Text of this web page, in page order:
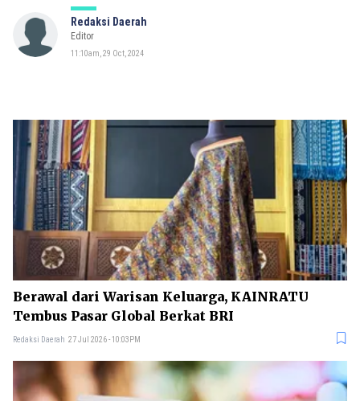
Redaksi Daerah
Editor
11:10am, 29 Oct, 2024
Berawal dari Warisan Keluarga, KAINRATU
Tembus Pasar Global Berkat BRI
Redaksi Daerah 27 Jul 2026 - 10:03PM